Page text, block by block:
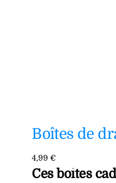
Boîtes de
4,99€
Ces boîtes